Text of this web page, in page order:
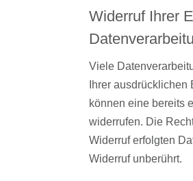
Widerruf Ihrer
Viele
Ihrer
können eine bereits
widerrufen. Die
Widerruf erfolgten
Widerruf unberührt.